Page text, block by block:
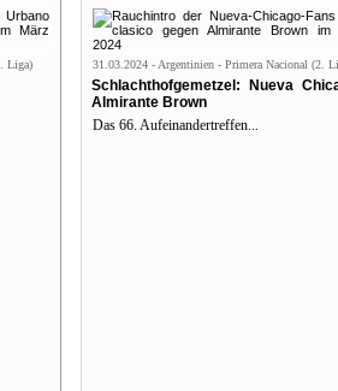
Liga) 31.03.2024 - Argentinien - Primera Nacional (2.
Schlachthofgemetzel: Nueva
Almirante Brown
Das 66. Aufeinandertreffen...